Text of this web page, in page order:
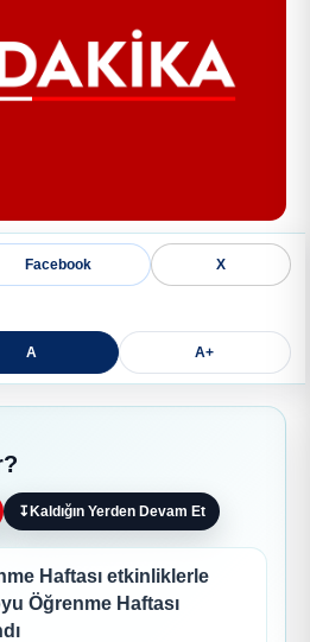
Facebook X
A A+
↧Kaldığın Yerden Devam Et
Haftası etkinliklerle
Öğrenme Haftası